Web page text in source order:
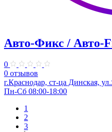
Авто-Фикс / Авто-
0
0 отзывов
г.Краснодар, ст-ца Динская,
Пн-Сб 08:00-18:00
1
2
3